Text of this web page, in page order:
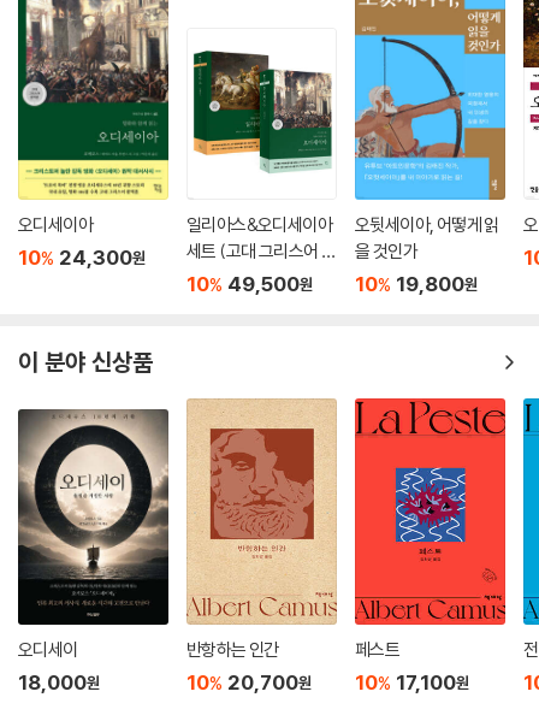
성도를 입증한다고 하겠다.
오디세이아
10% 24,300원
일리아스&오디세이아
세트 (고대 그리스어 완
역본)
10% 49,500원
오뒷세이아, 어떻게 읽
을 것인가
10% 19,800원
이 분야 신상품
오디세이
18,000원
반항하는 인간
10% 20,700원
페스트
10% 17,100원